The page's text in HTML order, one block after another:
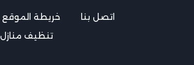
اتصل بنا خريطة الموقع
تنظيف منازل